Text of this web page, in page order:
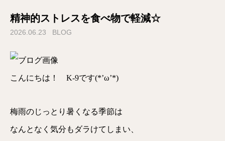
精神的ストレスを食べ物で軽減☆
2026.06.23 BLOG
こんにちは！ K-9です(*’ω’*)
梅雨のじっとり暑くなる季節は
なんとなく気分もダラけてしまい、